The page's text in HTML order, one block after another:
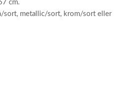
cm.
sort, metallic/sort, krom/sort eller